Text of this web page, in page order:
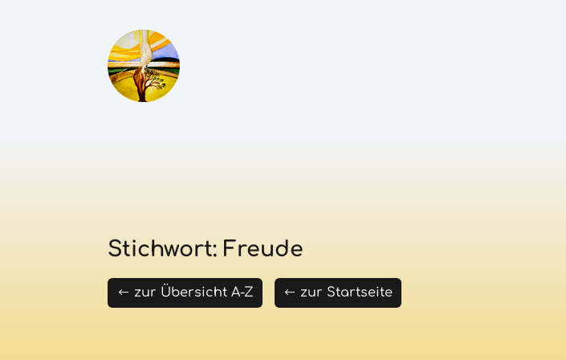
Stichwort: Freude
zur Übersicht A-Z zur Startseite